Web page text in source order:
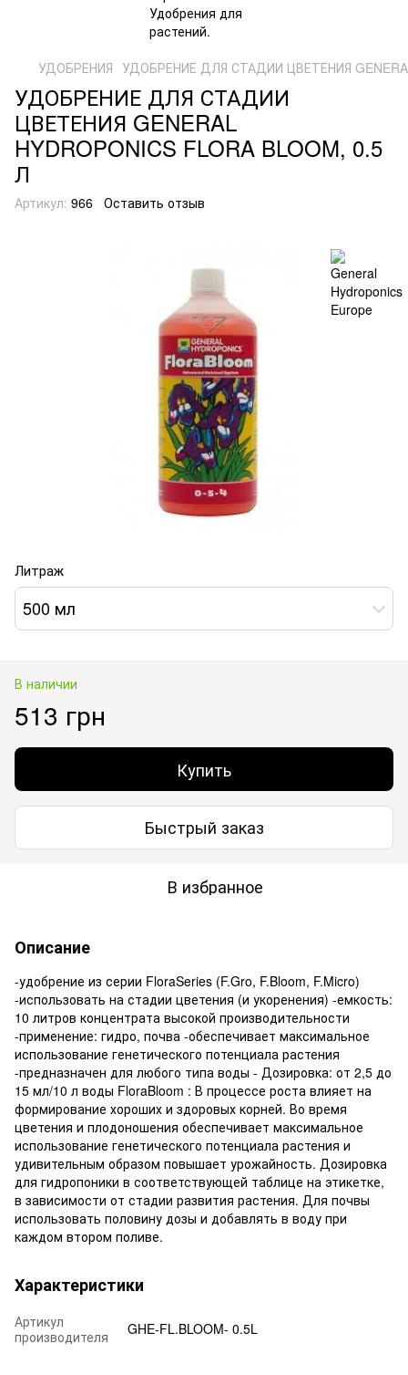
УДОБРЕНИЯ УДОБРЕНИЕ ДЛЯ СТАДИИ ЦВЕТЕНИЯ
УДОБРЕНИЕ ДЛЯ СТАДИИ
ЦВЕТЕНИЯ GENERAL
HYDROPONICS FLORA BLOOM, 0.5
Л
Артикул: 966 Оставить отзыв
Литраж
500 мл
В наличии
513 грн
Купить
Быстрый заказ
В избранное
Описание
-удобрение из серии FloraSeries (F.Gro, F.Bloom, F.Micro)
-использовать на стадии цветения (и укоренения) -емкость:
10 литров концентрата высокой производительности
-применение: гидро, почва -обеспечивает максимальное
использование генетического потенциала растения
-предназначен для любого типа воды - Дозировка: от 2,5 до
15 мл/10 л воды FloraBloom : В процессе роста влияет на
формирование хороших и здоровых корней. Во время
цветения и плодоношения обеспечивает максимальное
использование генетического потенциала растения и
удивительным образом повышает урожайность. Дозировка
для гидропоники в соответствующей таблице на этикетке,
в зависимости от стадии развития растения. Для почвы
использовать половину дозы и добавлять в воду при
каждом втором поливе.
Характеристики
Артикул
производителя
GHE-FL.BLOOM- 0.5L